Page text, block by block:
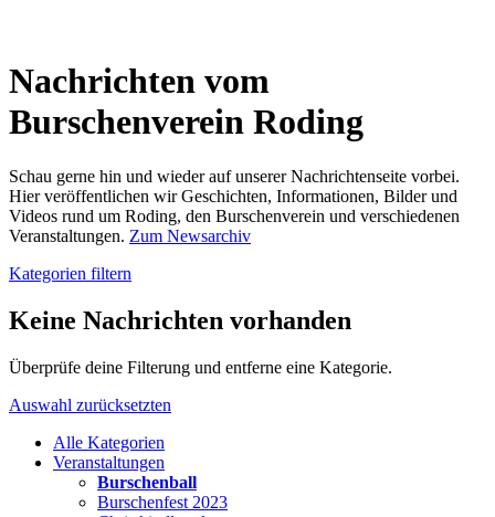
Nachrichten vom
Burschenverein Roding
Schau gerne hin und wieder auf unserer Nachrichtenseite vorbei.
Hier veröffentlichen wir Geschichten, Informationen, Bilder und
Videos rund um Roding, den Burschenverein und verschiedenen
Veranstaltungen. Zum Newsarchiv
Kategorien filtern
Keine Nachrichten vorhanden
Überprüfe deine Filterung und entferne eine Kategorie.
Auswahl zurücksetzten
Alle Kategorien
Veranstaltungen
Burschenball
Burschenfest 2023